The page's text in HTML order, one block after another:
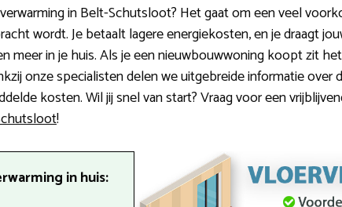
in Belt-Schutsloot? Het gaat om een veel
wordt. Je betaalt lagere energiekosten, en je draagt
meer in je huis. Als je een nieuwbouwwoning koopt zit
onze specialisten delen we uitgebreide informatie over
kosten. Wil jij snel van start? Vraag voor een
!
in huis: